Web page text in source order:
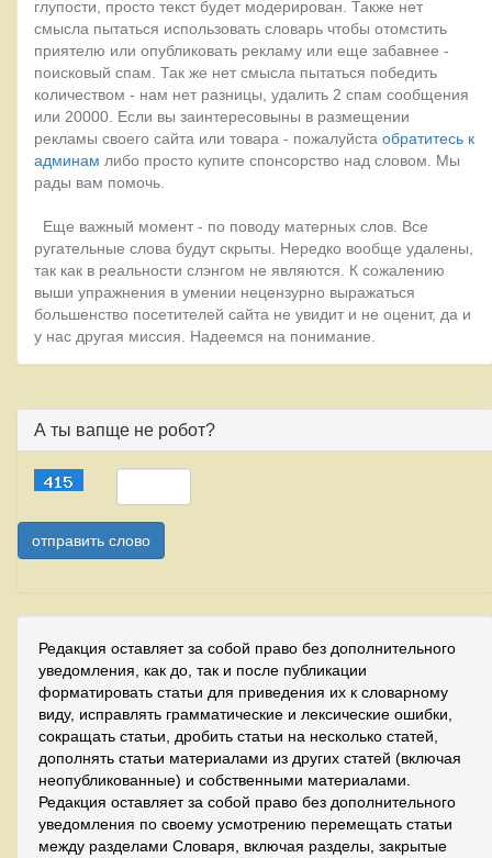
глупости, просто текст будет модерирован. Также нет
смысла пытаться использовать словарь чтобы отомстить
приятелю или опубликовать рекламу или еще забавнее -
поисковый спам. Так же нет смысла пытаться победить
количеством - нам нет разницы, удалить 2 спам сообщения
или 20000. Если вы заинтересовыны в размещении
рекламы своего сайта или товара - пожалуйста обратитесь к
админам либо просто купите спонсорство над словом. Мы
рады вам помочь.
Еще важный момент - по поводу матерных слов. Все
ругательные слова будут скрыты. Нередко вообще удалены,
так как в реальности слэнгом не являются. К сожалению
выши упражнения в умении нецензурно выражаться
большенство посетителей сайта не увидит и не оценит, да и
у нас другая миссия. Надеемся на понимание.
А ты вапще не робот?
Редакция оставляет за собой право без дополнительного
уведомления, как до, так и после публикации
форматировать статьи для приведения их к словарному
виду, исправлять грамматические и лексические ошибки,
сокращать статьи, дробить статьи на несколько статей,
дополнять статьи материалами из других статей (включая
неопубликованные) и собственными материалами.
Редакция оставляет за собой право без дополнительного
уведомления по своему усмотрению перемещать статьи
между разделами Словаря, включая разделы, закрытые